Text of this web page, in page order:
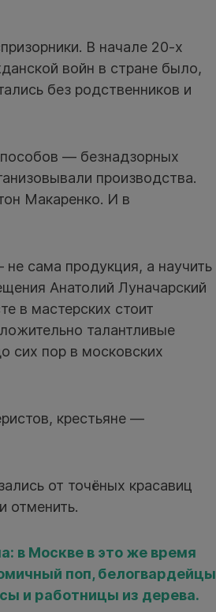
В начале 20-х
войн в стране было,
без родственников и
— безнадзорных
производства.
Макаренко. И в
сама продукция, а научить
Анатолий Луначарский
в мастерских стоит
талантливые
сих пор в московских
крестьяне —
от точёных красавиц
отменить.
в Москве в это же время
поп, белогвардейцы
и работницы из дерева.